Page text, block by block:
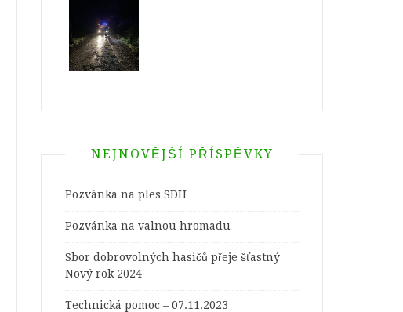
NEJNOVĚJŠÍ PŘÍSPĚVKY
Pozvánka na ples SDH
Pozvánka na valnou hromadu
Sbor dobrovolných hasičů přeje šťastný
Nový rok 2024
Technická pomoc – 07.11.2023